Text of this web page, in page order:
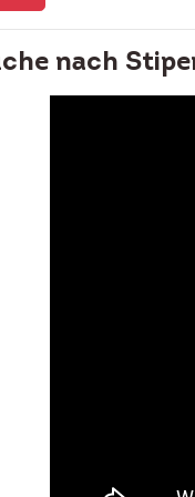
nach